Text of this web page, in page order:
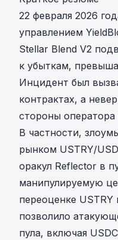
22 февраля 2026
управлением
Stellar Blend V2
к убыткам,
Инцидент был
контрактах, а
стороны оператора
В частности,
рынком USTRY/
оракул Reflector в
манипулируемую
переоценке USTRY
позволило
пула, включая